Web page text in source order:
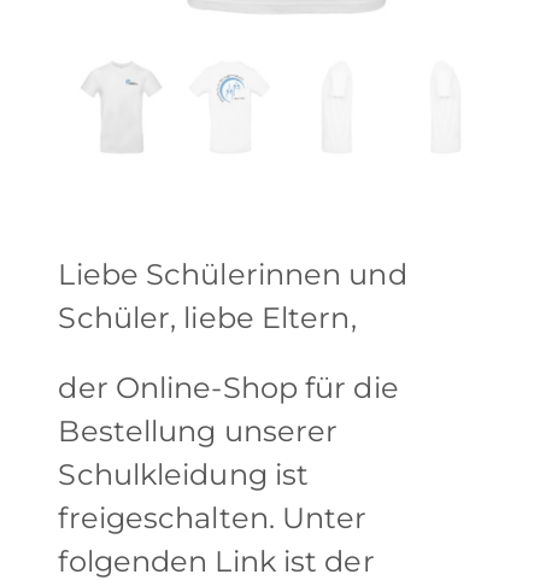
Liebe Schülerinnen und
Schüler, liebe Eltern,
der Online-Shop für die
Bestellung unserer
Schulkleidung ist
freigeschalten. Unter
folgenden Link ist der